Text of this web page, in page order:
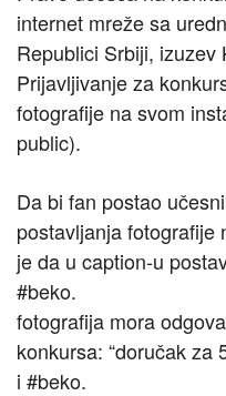
internet mreže sa
Republici Srbiji, izuzev
Prijavljivanje za
fotografije na svom
public).
Da bi fan postao
postavljanja fotografije
je da u caption-u
#beko.
fotografija mora
konkursa: “doručak za
i #beko.